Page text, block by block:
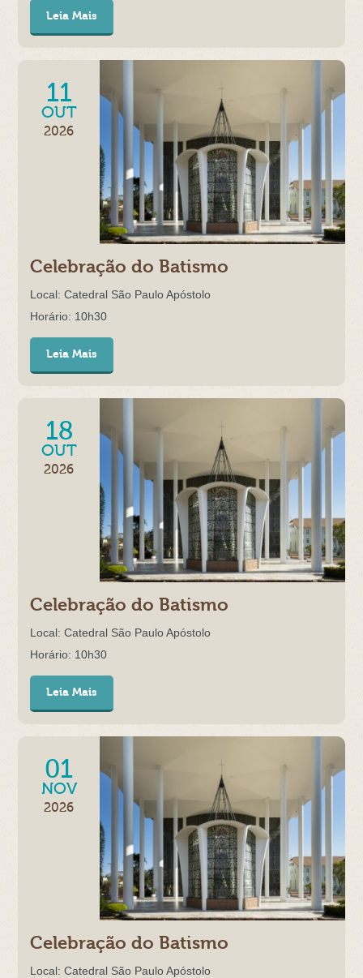
Leia Mais
11
OUT
2026
Celebração do Batismo
Local: Catedral São Paulo Apóstolo
Horário: 10h30
Leia Mais
18
OUT
2026
Celebração do Batismo
Local: Catedral São Paulo Apóstolo
Horário: 10h30
Leia Mais
01
NOV
2026
Celebração do Batismo
Local: Catedral São Paulo Apóstolo